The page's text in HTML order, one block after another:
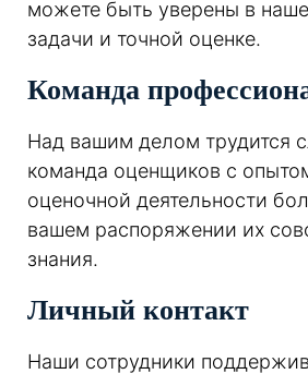
можете быть уверены в
задачи и точной оценке.
Команда
Над вашим делом трудится
команда оценщиков с
оценочной деятельности
вашем распоряжении их
знания.
Личный контакт
Наши сотрудники